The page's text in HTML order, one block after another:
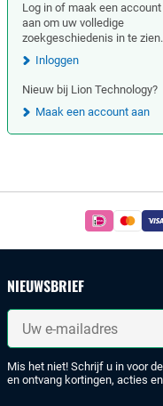
Log in of maak een account
aan om uw volledige
zoekgeschiedenis in te zien.
Inloggen
Nieuw bij Lion Technology?
Maak een account aan
NIEUWSBRIEF
Uw
mailadres
Mis het niet! Schrijf u in voor
en ontvang kortingen, acties